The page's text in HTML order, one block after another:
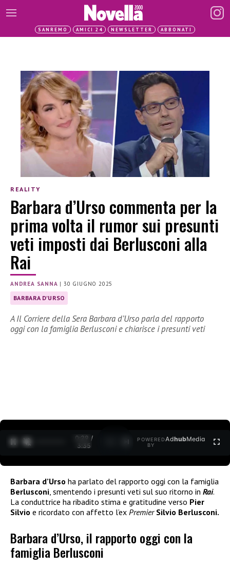
SANREMO AMICI 24 NEWSLETTER ABBONATI
REALITY
Barbara d’Urso commenta per la
prima volta il rumor sui presunti
veti imposti dai Berlusconi alla
Rai
ANDREA SANNA |30 GIUGNO 2025
BARBARA D'URSO
A Il Corriere della Sera Barbara d’Urso parla del rapporto
oggi con la famiglia Berlusconi e chiarisce i presunti veti
0:30 /
3:35
POWERED
BY
AdhubMedia
Barbara d’Urso ha parlato del rapporto oggi con la famiglia
Berlusconi , smentendo i presunti veti sul suo ritorno in Rai.
La conduttrice ha ribadito stima e gratitudine verso Pier
Silvio e ricordato con affetto l’ex Premier Silvio Berlusconi.
Barbara d’Urso, il rapporto oggi con la
famiglia Berlusconi